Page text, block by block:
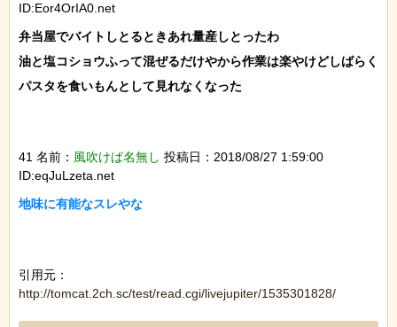
ID:Eor4OrIA0.net
弁当屋でバイトしとるときあれ量産しとったわ
油と塩コショウふって混ぜるだけやから作業は楽やけどしばらく
パスタを食いもんとして見れなくなった
41 名前： 風吹けば名無し 投稿日：2018/08/27 1:59:00
ID:eqJuLzeta.net
地味に有能なスレやな
引用元：
http://tomcat.2ch.sc/test/read.cgi/livejupiter/1535301828/